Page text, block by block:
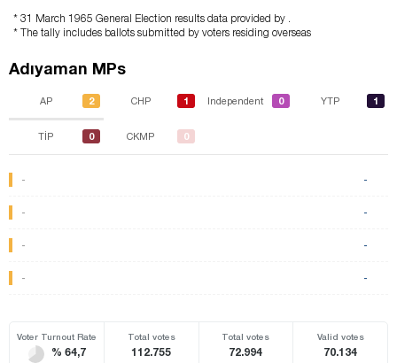
* 31 March 1965 General Election results data provided by .
* The tally includes ballots submitted by voters residing overseas
Adıyaman MPs
AP 2 CHP 1 Independent 0 YTP 1
TİP 0 CKMP 0
- -
- -
- -
- -
Voter Turnout Rate
% 64,7
Total votes
112.755
Total votes
72.994
Valid votes
70.134